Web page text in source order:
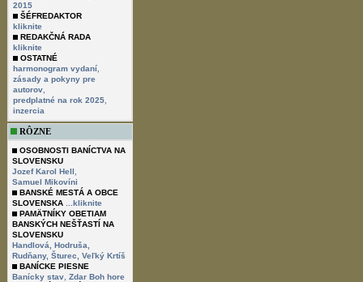
2015
ŠÉFREDAKTOR
kliknite
REDAKČNÁ RADA
kliknite
OSTATNÉ
harmonogram vydaní
zásady a pokyny pre
autorov
predplatné na rok 2025
inzercia
RÔZNE
OSOBNOSTI BANÍCTVA NA
SLOVENSKU
Jozef Karol Hell
Samuel Mikovíni
BANSKÉ MESTÁ A OBCE
SLOVENSKA
...kliknite
PAMÄTNÍKY OBETIAM
BANSKÝCH NEŠŤASTÍ NA
SLOVENSKU
Handlová,
Hodruša,
Rudňany, Šturec,
Veľký Krtíš
BANÍCKE PIESNE
Banícky stav Zdar Boh hore